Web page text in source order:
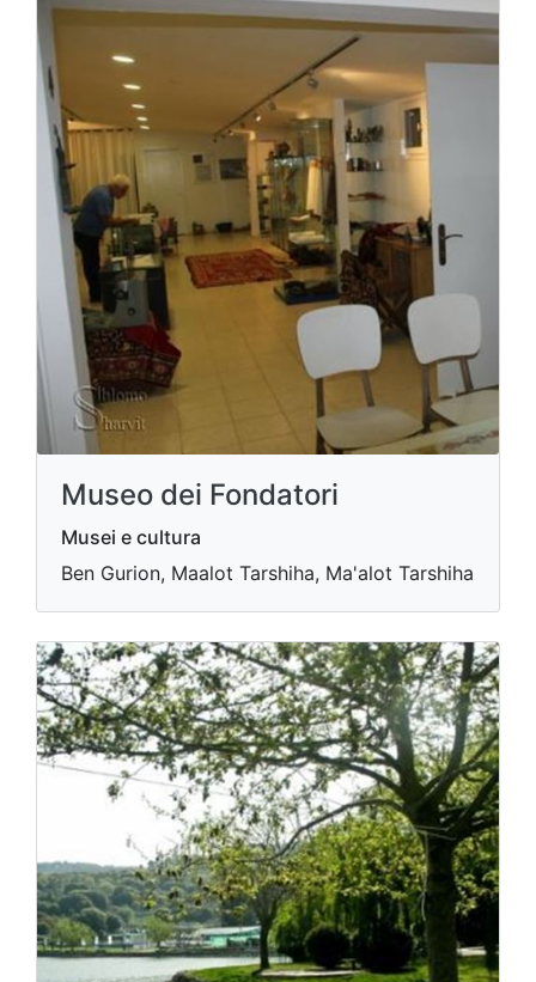
Museo dei Fondatori
Musei e cultura
Ben Gurion, Maalot Tarshiha, Ma'alot Tarshiha